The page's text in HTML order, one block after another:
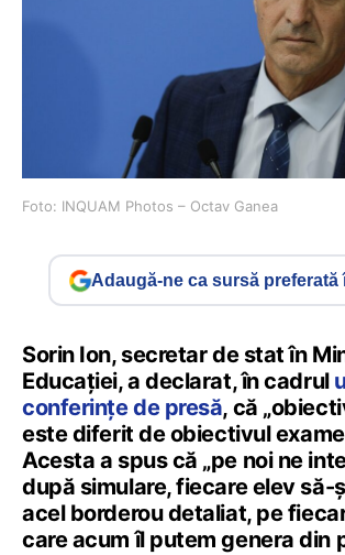
Foto: INQUAM Photos – Octav Ganea
Adaugă-ne ca sursă preferată
Sorin Ion, secretar de stat în
Educației, a declarat, în cadrul
conferințe de presă, că
este diferit de obiectivul
Acesta a spus că „pe noi ne
după simulare, fiecare elev să-
acel borderou detaliat, pe
care acum îl putem genera din